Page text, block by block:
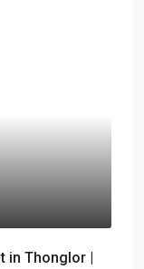
in Thonglor |